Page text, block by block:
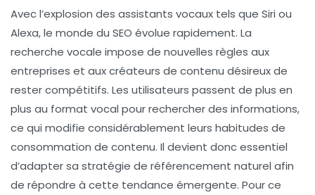
Avec l’explosion des assistants vocaux tels que Siri ou
Alexa, le monde du SEO évolue rapidement. La
recherche vocale impose de nouvelles règles aux
entreprises et aux créateurs de contenu désireux de
rester compétitifs. Les utilisateurs passent de plus en
plus au format vocal pour rechercher des informations,
ce qui modifie considérablement leurs habitudes de
consommation de contenu. Il devient donc essentiel
d’adapter sa stratégie de référencement naturel afin
de répondre à cette tendance émergente. Pour ce